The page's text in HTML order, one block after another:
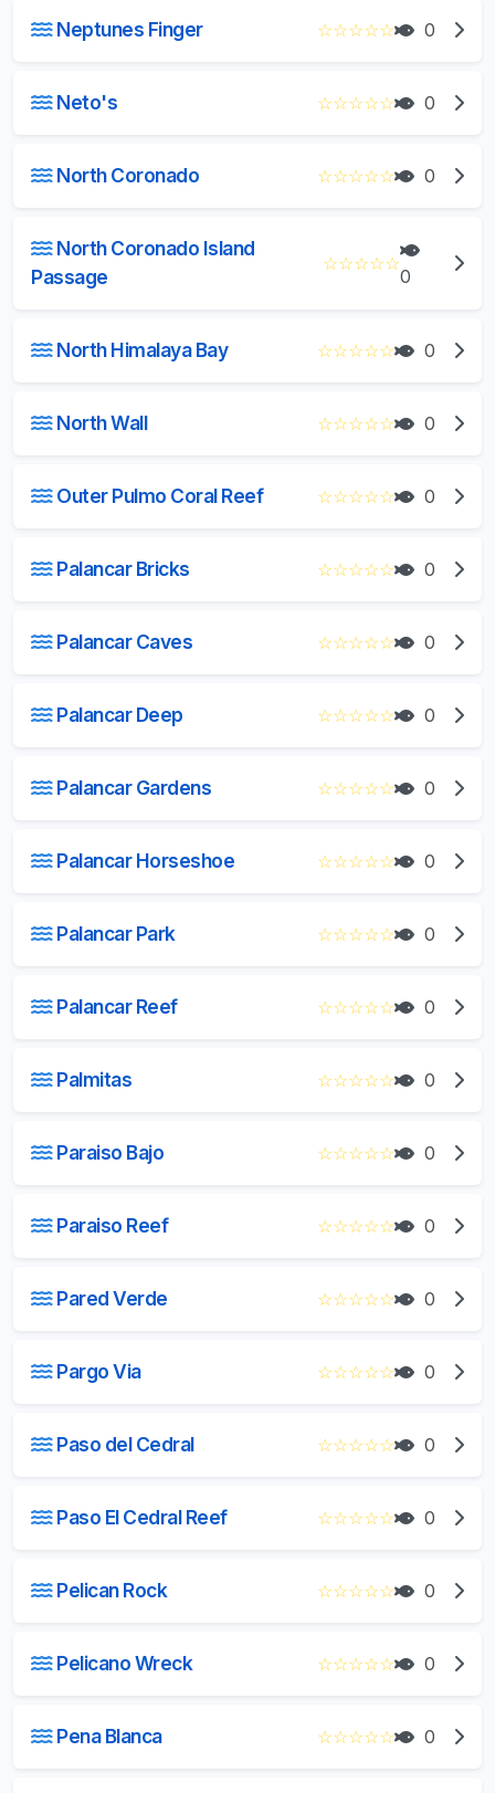
Neptunes Finger ☆☆☆☆☆ 0
Neto's ☆☆☆☆☆ 0
North Coronado ☆☆☆☆☆ 0
North Coronado Island
Passage
☆☆☆☆☆
0
North Himalaya Bay ☆☆☆☆☆ 0
North Wall ☆☆☆☆☆ 0
Outer Pulmo Coral Reef ☆☆☆☆☆ 0
Palancar Bricks ☆☆☆☆☆ 0
Palancar Caves ☆☆☆☆☆ 0
Palancar Deep ☆☆☆☆☆ 0
Palancar Gardens ☆☆☆☆☆ 0
Palancar Horseshoe ☆☆☆☆☆ 0
Palancar Park ☆☆☆☆☆ 0
Palancar Reef ☆☆☆☆☆ 0
Palmitas ☆☆☆☆☆ 0
Paraiso Bajo ☆☆☆☆☆ 0
Paraiso Reef ☆☆☆☆☆ 0
Pared Verde ☆☆☆☆☆ 0
Pargo Via ☆☆☆☆☆ 0
Paso del Cedral ☆☆☆☆☆ 0
Paso El Cedral Reef ☆☆☆☆☆ 0
Pelican Rock ☆☆☆☆☆ 0
Pelicano Wreck ☆☆☆☆☆ 0
Pena Blanca ☆☆☆☆☆ 0